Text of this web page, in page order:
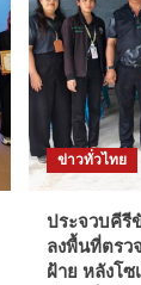
ข่าวทั่วไทย
ประจวบคีรี
ลงพื้นที่ตรว
ฝ้าย หลังโซ